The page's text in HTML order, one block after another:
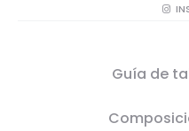
Guía de